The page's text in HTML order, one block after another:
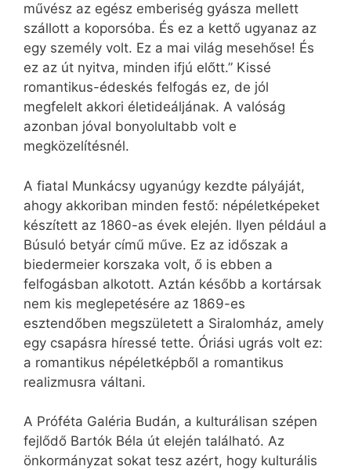
művész az egész emberiség gyásza mellett
szállott a koporsóba. És ez a kettő ugyanaz az
egy személy volt. Ez a mai világ mesehőse! És
ez az út nyitva, minden ifjú előtt.” Kissé
romantikus-édeskés felfogás ez, de jól
megfelelt akkori életideáljának. A valóság
azonban jóval bonyolultabb volt e
megközelítésnél.
A fiatal Munkácsy ugyanúgy kezdte pályáját,
ahogy akkoriban minden festő: népéletképeket
készített az 1860-as évek elején. Ilyen például a
Búsuló betyár című műve. Ez az időszak a
biedermeier korszaka volt, ő is ebben a
felfogásban alkotott. Aztán később a kortársak
nem kis meglepetésére az 1869-es
esztendőben megszületett a Siralomház, amely
egy csapásra híressé tette. Óriási ugrás volt ez:
a romantikus népéletképből a romantikus
realizmusra váltani.
A Próféta Galéria Budán, a kulturálisan szépen
fejlődő Bartók Béla út elején található. Az
önkormányzat sokat tesz azért, hogy kulturális